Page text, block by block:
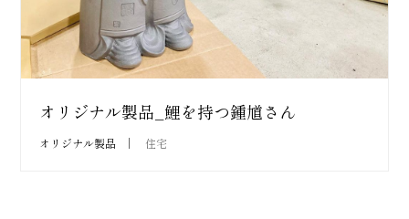
オリジナル製品_鯉を持つ鍾馗さん
オリジナル製品 住宅